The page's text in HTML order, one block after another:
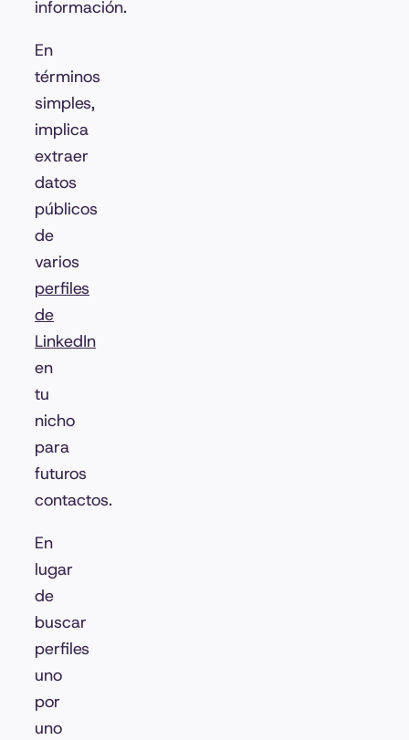
información.
En
términos
simples,
implica
extraer
datos
públicos
de
varios
perfiles
de
LinkedIn
en
tu
nicho
para
futuros
contactos.
En
lugar
de
buscar
perfiles
uno
por
uno